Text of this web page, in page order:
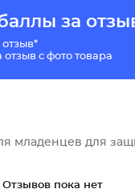
за
отзыв*
отзыв с фото товара
младенцев для
Отзывов пока нет